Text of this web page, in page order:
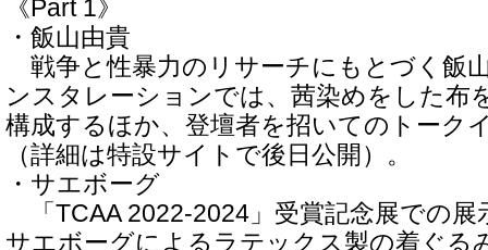
《Part 1》
・飯山由貴
戦争と性暴力のリサーチにもとづく飯
ンスタレーションでは、茜染めをした布
構成するほか、登壇者を招いてのトーク
（詳細は特設サイトで後日公開）。
・サエボーグ
「TCAA 2022-2024」受賞記念展での展
サエボーグによるラテックス製の着ぐる